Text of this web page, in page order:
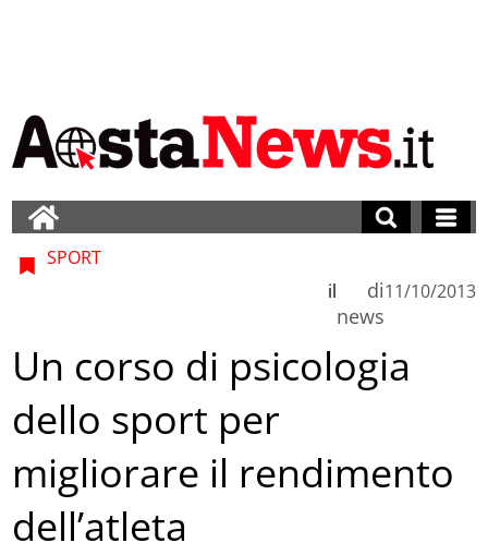
SPORT
di
news
il 11/10/2013
Un corso di psicologia
dello sport per
migliorare il rendimento
dell’atleta